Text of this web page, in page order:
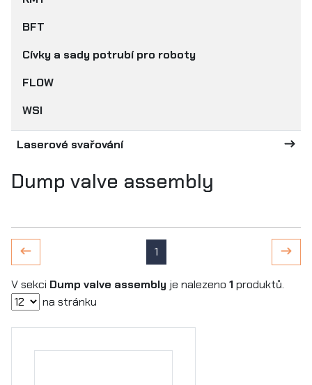
BFT
Cívky a sady potrubí pro roboty
FLOW
WSI
Laserové svařování
Dump valve assembly
1
V sekci Dump valve assembly je nalezeno 1produktů.
na stránku